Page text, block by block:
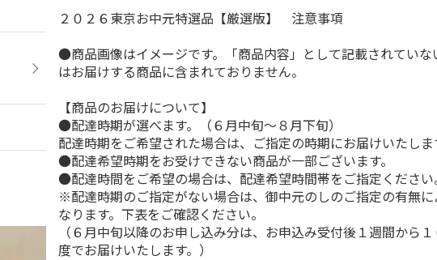
２０２６東京お中元特選品【厳選版】 注意事項
●商品画像はイメージです。「商品内容」として記載されていな
はお届けする商品に含まれておりません。
【商品のお届けについて】
●配達時期が選べます。（６月中旬～８月下旬）
配達時期をご希望された場合は、ご指定の時期にお届けいたしま
●配達希望時期をお受けできない商品が一部ございます。
●配達時間をご希望の場合は、配達希望時間帯をご指定ください
※配達時期のご指定がない場合は、御中元のしのご指定の有無に
なります。下表をご確認ください。
（６月中旬以降のお申し込み分は、お申込み受付後１週間から
度でお届けいたします。）